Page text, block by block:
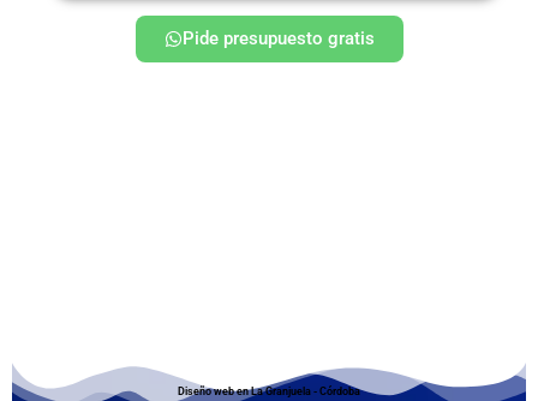
Pide presupuesto gratis
Diseño web en La Granjuela - Córdoba